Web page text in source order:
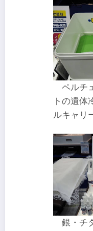
ペルチ
トの遺体
ルキャリ
銀・チ